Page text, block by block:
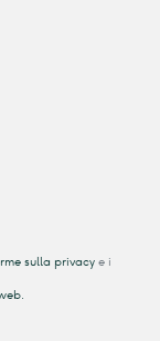
sulla privacy e i